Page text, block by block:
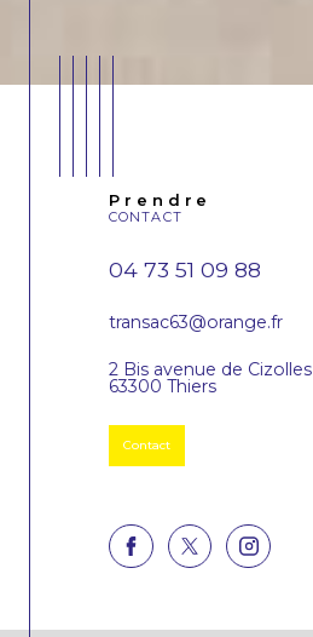
Prendre
CONTACT
04 73 51 09 88
transac63@orange.fr
2 Bis avenue de Cizolles
63300 Thiers
Contact